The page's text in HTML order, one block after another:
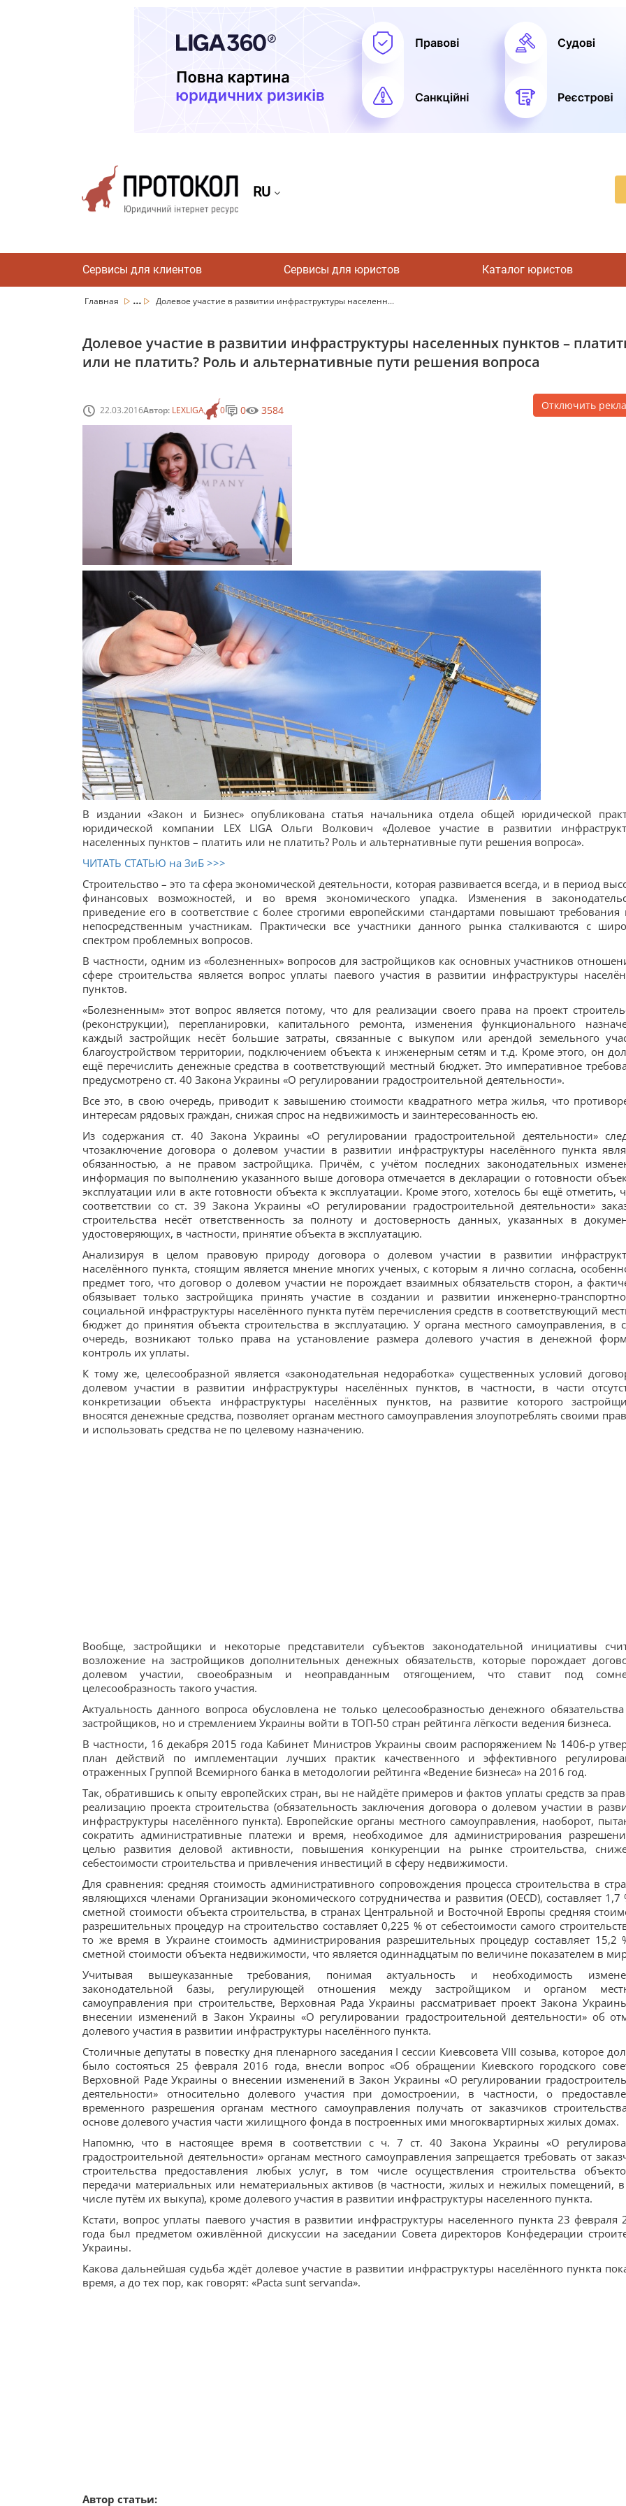
RU
Сервисы для клиентов Сервисы для юристов Каталог юристов
Главная ... Долевое участие в развитии инфраструктуры населенн...
Долевое участие в развитии инфраструктуры населенных пунктов –
или не платить? Роль и альтернативные пути решения вопроса
22.03.2016Автор: LEXLIGA 0 0 3584 Отключить
В издании «Закон и Бизнес» опубликована статья начальника отдела общей юридической
юридической компании LEX LIGA Ольги Волкович «Долевое участие в развитии
населенных пунктов – платить или не платить? Роль и альтернативные пути решения вопроса».
ЧИТАТЬ СТАТЬЮ на ЗиБ >>>
Строительство – это та сфера экономической деятельности, которая развивается всегда, и в период
финансовых возможностей, и во время экономического упадка. Изменения в
приведение его в соответствие с более строгими европейскими стандартами повышают требования
непосредственным участникам. Практически все участники данного рынка сталкиваются с
спектром проблемных вопросов.
В частности, одним из «болезненных» вопросов для застройщиков как основных участников
сфере строительства является вопрос уплаты паевого участия в развитии инфраструктуры
пунктов.
«Болезненным» этот вопрос является потому, что для реализации своего права на проект
(реконструкции), перепланировки, капитального ремонта, изменения функционального
каждый застройщик несёт большие затраты, связанные с выкупом или арендой земельного
благоустройством территории, подключением объекта к инженерным сетям и т.д. Кроме этого, он
ещё перечислить денежные средства в соответствующий местный бюджет. Это императивное
предусмотрено ст. 40 Закона Украины «О регулировании градостроительной деятельности».
Все это, в свою очередь, приводит к завышению стоимости квадратного метра жилья, что
интересам рядовых граждан, снижая спрос на недвижимость и заинтересованность ею.
Из содержания ст. 40 Закона Украины «О регулировании градостроительной деятельности»
чтозаключение договора о долевом участии в развитии инфраструктуры населённого пункта
обязанностью, а не правом застройщика. Причём, с учётом последних законодательных
информация по выполнению указанного выше договора отмечается в декларации о готовности
эксплуатации или в акте готовности объекта к эксплуатации. Кроме этого, хотелось бы ещё отметить,
соответствии со ст. 39 Закона Украины «О регулировании градостроительной деятельности»
строительства несёт ответственность за полноту и достоверность данных, указанных в
удостоверяющих, в частности, принятие объекта в эксплуатацию.
Анализируя в целом правовую природу договора о долевом участии в развитии
населённого пункта, стоящим является мнение многих ученых, с которым я лично согласна,
предмет того, что договор о долевом участии не порождает взаимных обязательств сторон, а
обязывает только застройщика принять участие в создании и развитии инженерно-
социальной инфраструктуры населённого пункта путём перечисления средств в соответствующий
бюджет до принятия объекта строительства в эксплуатацию. У органа местного самоуправления, в
очередь, возникают только права на установление размера долевого участия в денежной
контроль их уплаты.
К тому же, целесообразной является «законодательная недоработка» существенных условий
долевом участии в развитии инфраструктуры населённых пунктов, в частности, в части
конкретизации объекта инфраструктуры населённых пунктов, на развитие которого
вносятся денежные средства, позволяет органам местного самоуправления злоупотреблять своими
и использовать средства не по целевому назначению.
Вообще, застройщики и некоторые представители субъектов законодательной инициативы
возложение на застройщиков дополнительных денежных обязательств, которые порождает
долевом участии, своеобразным и неоправданным отягощением, что ставит под
целесообразность такого участия.
Актуальность данного вопроса обусловлена не только целесообразностью денежного
застройщиков, но и стремлением Украины войти в ТОП-50 стран рейтинга лёгкости ведения бизнеса.
В частности, 16 декабря 2015 года Кабинет Министров Украины своим распоряжением № 1406-р
план действий по имплементации лучших практик качественного и эффективного
отраженных Группой Всемирного банка в методологии рейтинга «Ведение бизнеса» на 2016 год.
Так, обратившись к опыту европейских стран, вы не найдёте примеров и фактов уплаты средств за
реализацию проекта строительства (обязательность заключения договора о долевом участии в
инфраструктуры населённого пункта). Европейские органы местного самоуправления, наоборот,
сократить административные платежи и время, необходимое для администрирования
целью развития деловой активности, повышения конкуренции на рынке строительства,
себестоимости строительства и привлечения инвестиций в сферу недвижимости.
Для сравнения: средняя стоимость административного сопровождения процесса строительства в
являющихся членами Организации экономического сотрудничества и развития (OECD), составляет 1,7
сметной стоимости объекта строительства, в странах Центральной и Восточной Европы средняя
разрешительных процедур на строительство составляет 0,225 % от себестоимости самого
то же время в Украине стоимость администрирования разрешительных процедур составляет 15,2
сметной стоимости объекта недвижимости, что является одиннадцатым по величине показателем в
Учитывая вышеуказанные требования, понимая актуальность и необходимость
законодательной базы, регулирующей отношения между застройщиком и органом
самоуправления при строительстве, Верховная Рада Украины рассматривает проект Закона
внесении изменений в Закон Украины «О регулировании градостроительной деятельности» об
долевого участия в развитии инфраструктуры населённого пункта.
Столичные депутаты в повестку дня пленарного заседания I сессии Киевсовета VIII созыва, которое
было состояться 25 февраля 2016 года, внесли вопрос «Об обращении Киевского городского
Верховной Раде Украины о внесении изменений в Закон Украины «О регулировании
деятельности» относительно долевого участия при домостроении, в частности, о
временного разрешения органам местного самоуправления получать от заказчиков
основе долевого участия части жилищного фонда в построенных ими многоквартирных жилых домах.
Напомню, что в настоящее время в соответствии с ч. 7 ст. 40 Закона Украины «О
градостроительной деятельности» органам местного самоуправления запрещается требовать от
строительства предоставления любых услуг, в том числе осуществления строительства
передачи материальных или нематериальных активов (в частности, жилых и нежилых помещений,
числе путём их выкупа), кроме долевого участия в развитии инфраструктуры населенного пункта.
Кстати, вопрос уплаты паевого участия в развитии инфраструктуры населенного пункта 23 февраля
года был предметом оживлённой дискуссии на заседании Совета директоров Конфедерации
Украины.
Какова дальнейшая судьба ждёт долевое участие в развитии инфраструктуры населённого пункта
время, а до тех пор, как говорят: «Pacta sunt servanda».
Автор статьи: